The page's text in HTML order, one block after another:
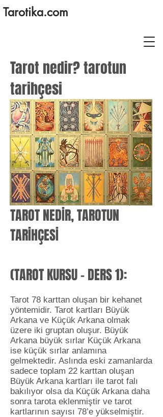
Tarotika.com
Tarot nedir? tarotun
tarihçesi
TAROT NEDİR, TAROTUN
TARİHÇESİ
(TAROT KURSU - DERS 1):
Tarot 78 karttan oluşan bir kehanet
yöntemidir. Tarot kartları Büyük
Arkana ve Küçük Arkana olmak
üzere iki gruptan oluşur. Büyük
Arkana büyük sırlar Küçük Arkana
ise küçük sırlar anlamına
gelmektedir. Aslında eski zamanlarda
sadece toplam 22 karttan oluşan
Büyük Arkana kartları ile tarot falı
bakılıyor olsa da Küçük Arkana daha
sonra tarota eklenmiştir ve tarot
kartlarının sayısı 78’e yükselmiştir.